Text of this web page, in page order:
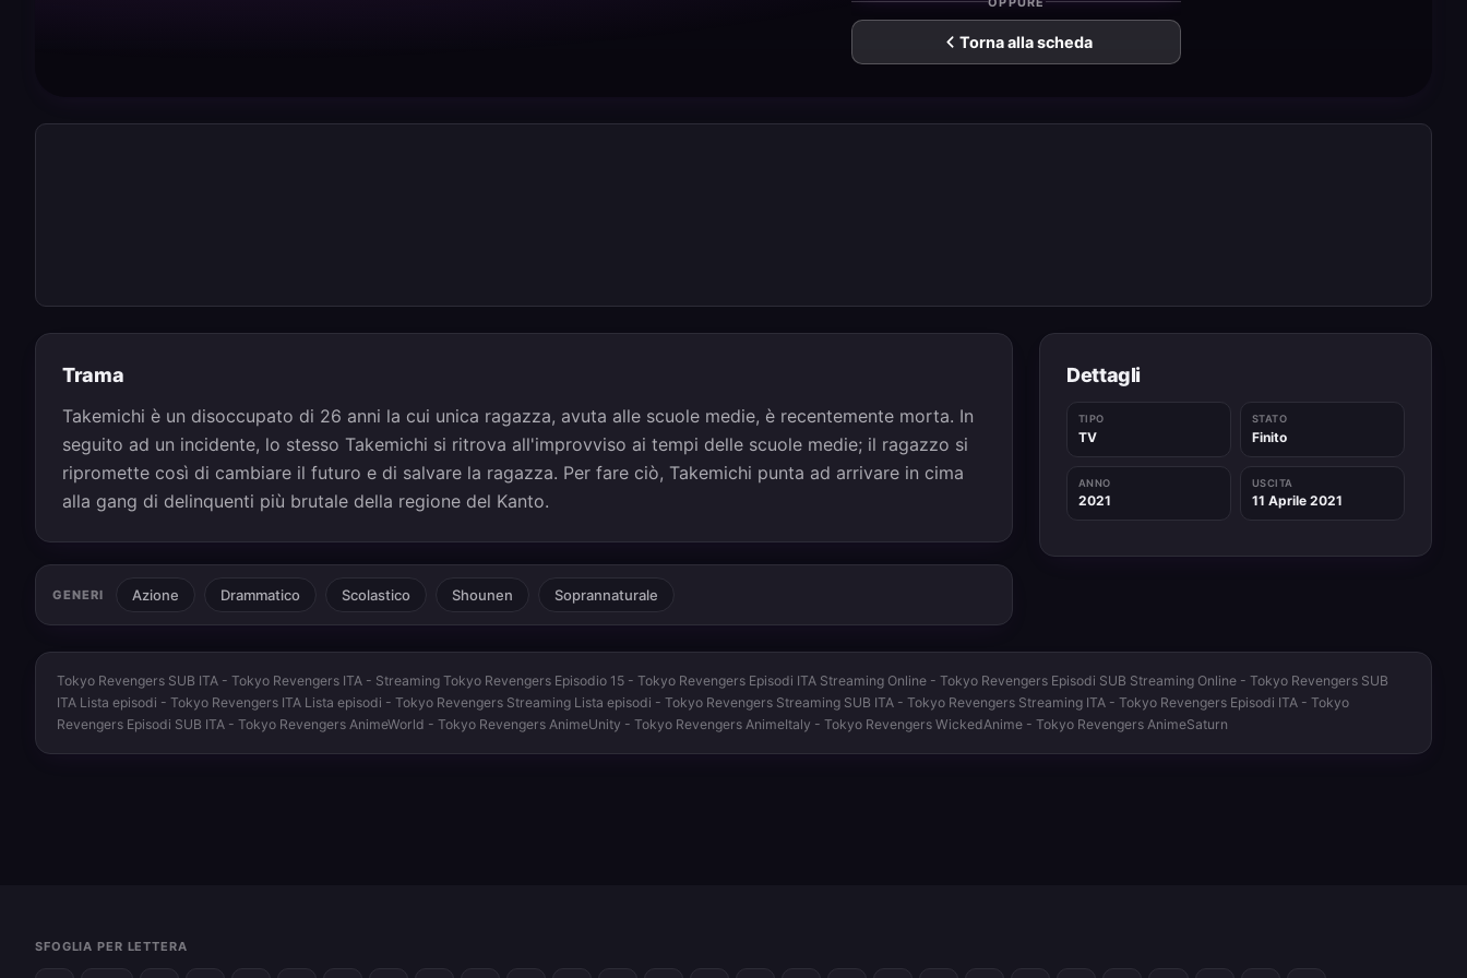
Torna alla scheda
Trama
Takemichi è un disoccupato di 26 anni la cui unica ragazza, avuta alle scuole medie, è recentemente morta. In
seguito ad un incidente, lo stesso Takemichi si ritrova all'improvviso ai tempi delle scuole medie; il ragazzo si
ripromette così di cambiare il futuro e di salvare la ragazza. Per fare ciò, Takemichi punta ad arrivare in cima
alla gang di delinquenti più brutale della regione del Kanto.
GENERI Azione Drammatico Scolastico Shounen Soprannaturale
Dettagli
TIPO
TV
STATO
Finito
ANNO
2021
USCITA
11 Aprile 2021
Tokyo Revengers SUB ITA - Tokyo Revengers ITA - Streaming Tokyo Revengers Episodio 15 - Tokyo Revengers Episodi ITA Streaming Online - Tokyo Revengers Episodi SUB Streaming Online - Tokyo Revengers SUB
ITA Lista episodi - Tokyo Revengers ITA Lista episodi - Tokyo Revengers Streaming Lista episodi - Tokyo Revengers Streaming SUB ITA - Tokyo Revengers Streaming ITA - Tokyo Revengers Episodi ITA - Tokyo
Revengers Episodi SUB ITA - Tokyo Revengers AnimeWorld - Tokyo Revengers AnimeUnity - Tokyo Revengers AnimeItaly - Tokyo Revengers WickedAnime - Tokyo Revengers AnimeSaturn
SFOGLIA PER LETTERA